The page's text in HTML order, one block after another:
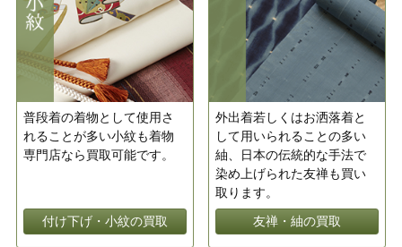
普段着の着物として使用さ
れることが多い小紋も着物
専門店なら買取可能です。
付け下げ・小紋の買取
外出着若しくはお洒落着と
して用いられることの多い
紬、日本の伝統的な手法で
染め上げられた友禅も買い
取ります。
友禅・紬の買取